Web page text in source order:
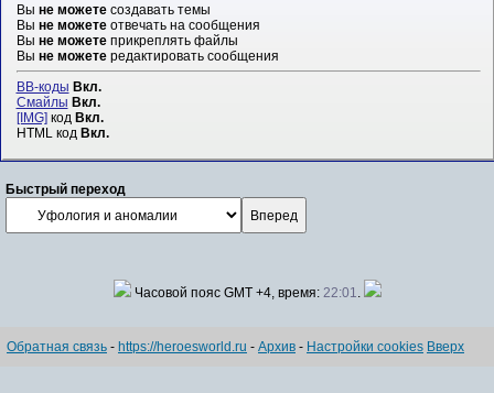
Вы не можетесоздавать темы
Вы не можетеотвечать на сообщения
Вы не можетеприкреплять файлы
Вы не можетередактировать сообщения
BB-коды Вкл.
Смайлы Вкл.
[IMG]код Вкл.
HTML код Вкл.
Быстрый переход
Часовой пояс GMT +4, время: 22:01.
Обратная связь - https://heroesworld.ru - Архив - Настройки cookies Вверх